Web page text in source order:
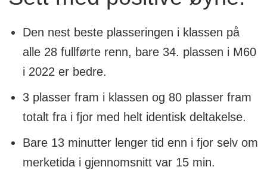
Den nest beste plasseringen i klassen på
alle 28 fullførte renn, bare 34. plassen i M60
i 2022 er bedre.
3 plasser fram i klassen og 80 plasser fram
totalt fra i fjor med helt identisk deltakelse.
Bare 13 minutter lenger tid enn i fjor selv om
merketida i gjennomsnitt var 15 min.